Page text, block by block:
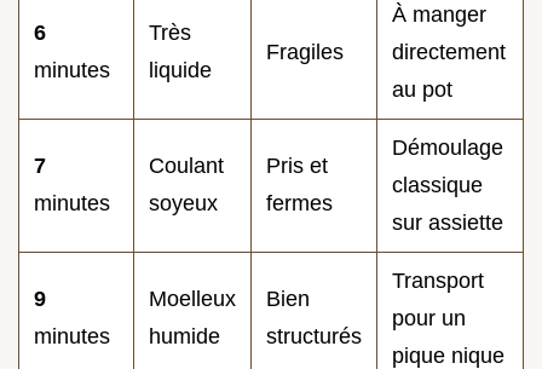
6
minutes
Très
liquide
Fragiles
À manger
directement
au pot
7
minutes
Coulant
soyeux
Pris et
fermes
Démoulage
classique
sur assiette
9
minutes
Moelleux
humide
Bien
structurés
Transport
pour un
pique nique